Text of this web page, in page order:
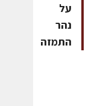
על
נהר
התמזה